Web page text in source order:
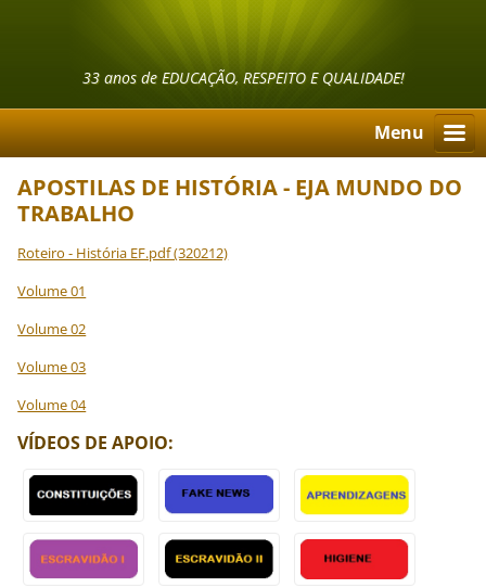
33 anos de EDUCAÇÃO, RESPEITO E QUALIDADE!
Menu
APOSTILAS DE HISTÓRIA - EJA MUNDO DO
TRABALHO
Roteiro - História EF.pdf (320212)
Volume 01
Volume 02
Volume 03
Volume 04
VÍDEOS DE APOIO: